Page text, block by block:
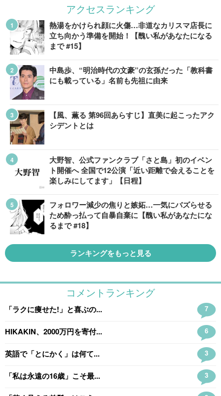
アクセスランキング
熱湯をかけられ顔に火傷…非道なカリスマ店長に
立ち向かう準備を開始！【醜い私があなたになる
まで #15】
中島歩、“明治時代の文豪”の玄孫だった「教科書
にも載っている」名前も先祖に由来
【風、薫る 第96回あらすじ】直美に起こったアク
シデントとは
大野智、公式ファンクラブ「さと島」初のイベン
ト開催へ 全国で12公演「近い距離で会えることを
楽しみにしてます」【日程】
フォロワー減少の焦りと嫉妬…一気にバズらせる
ため酔っ払って自暴自棄に【醜い私があなたにな
るまで #18】
ランキングをもっと見る